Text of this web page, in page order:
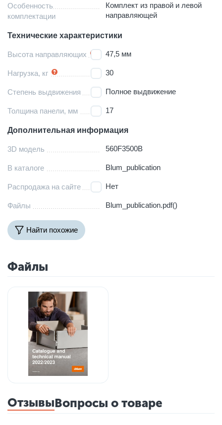
Особенность
комплектации
Комплект из правой и левой
направляющей
Технические характеристики
Высота направляющих 47,5 мм
Нагрузка, кг 30
Степень выдвижения Полное выдвижение
Толщина панели, мм 17
Дополнительная информация
3D модель 560F3500B
В каталоге Blum_publication
Распродажа на сайте Нет
Файлы Blum_publication.pdf()
Найти похожие
Файлы
ОтзывыВопросы о товаре